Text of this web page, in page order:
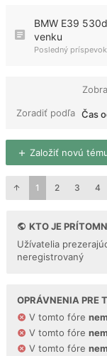
BMW E39
venku
Posledný
Zoradiť podľa Čas
Založiť novú
1 2 3 4
KTO JE
Užívatelia
neregistrovaný
OPRÁVNENIA PRE
V tomto fóre
V tomto fóre
V tomto fóre